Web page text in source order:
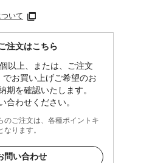
いて
注文はこちら
以上、または、ご注文
お買い上げご希望のお
期を確認いたします。
合わせください。
ご注文は、各種ポイントキ
なります。
問い合わせ